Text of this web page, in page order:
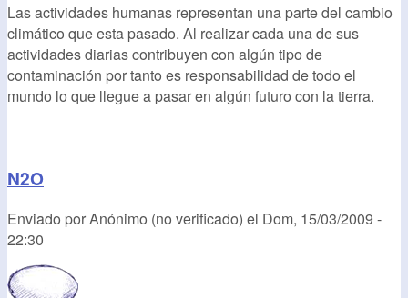
Las actividades humanas representan una parte del cambio
climático que esta pasado. Al realizar cada una de sus
actividades diarias contribuyen con algún tipo de
contaminación por tanto es responsabilidad de todo el
mundo lo que llegue a pasar en algún futuro con la tierra.
N2O
Enviado porAnónimo (no verificado) el Dom, 15/03/2009 -
22:30